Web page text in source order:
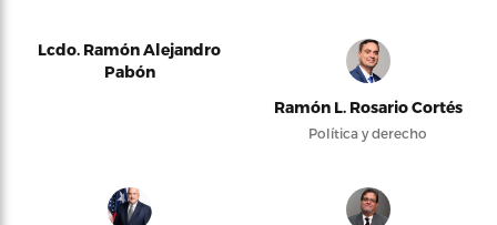
Lcdo. Ramón Alejandro
Pabón
Ramón L. Rosario Cortés
Política y derecho